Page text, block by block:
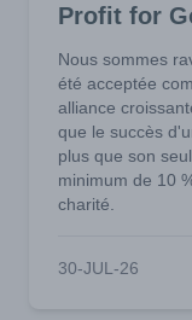
Profit for
Nous sommes
été acceptée
alliance
que le succès
plus que son
minimum de 10
charité.
30-JUL-26